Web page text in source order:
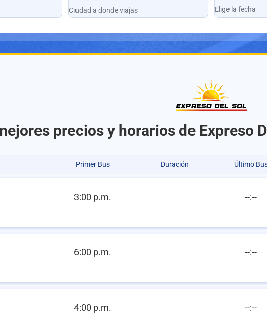
precios y horarios de Expreso
Primer Bus Duración Último
3:00 p.m. --:--
6:00 p.m. --:--
4:00 p.m. --:--